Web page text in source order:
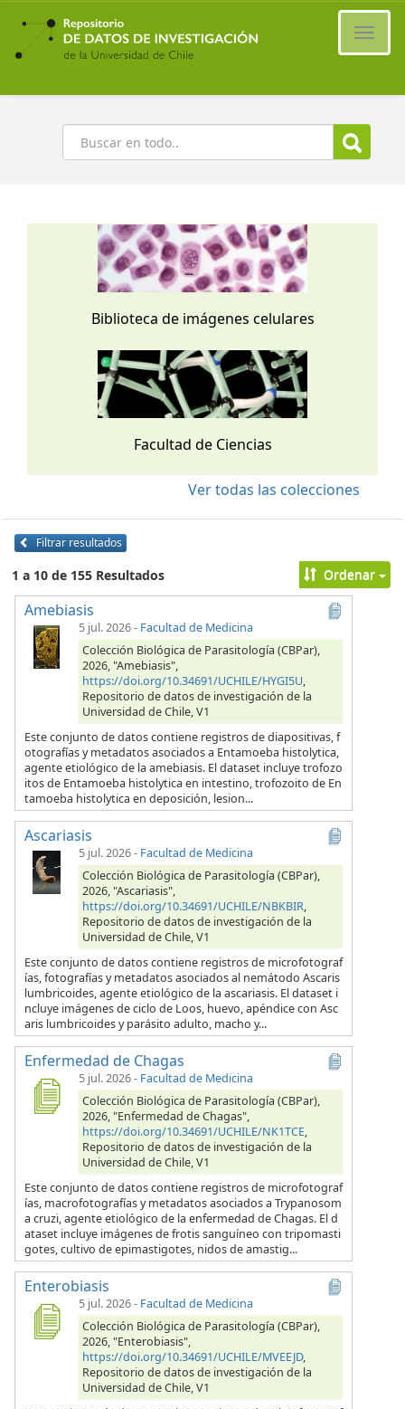
Ir
contenido
principal
Buscar
Biblioteca de imágenes celulares
Facultad de Ciencias
Ver todas las colecciones
Filtrar resultados
1 a 10 de 155 Resultados Ordenar
Amebiasis
5 jul. 2026- Facultad de Medicina
Colección Biológica de Parasitología (CBPar),
2026, "Amebiasis",
https://doi.org/10.34691/UCHILE/HYGI5U,
Repositorio de datos de investigación de la
Universidad de Chile, V1
Este conjunto de datos contiene registros de diapositivas, f
otografías y metadatos asociados a Entamoeba histolytica,
agente etiológico de la amebiasis. El dataset incluye trofozo
itos de Entamoeba histolytica en intestino, trofozoito de En
tamoeba histolytica en deposición, lesion...
Ascariasis
5 jul. 2026- Facultad de Medicina
Colección Biológica de Parasitología (CBPar),
2026, "Ascariasis",
https://doi.org/10.34691/UCHILE/NBKBIR,
Repositorio de datos de investigación de la
Universidad de Chile, V1
Este conjunto de datos contiene registros de microfotograf
ías, fotografías y metadatos asociados al nemátodo Ascaris
lumbricoides, agente etiológico de la ascariasis. El dataset i
ncluye imágenes de ciclo de Loos, huevo, apéndice con Asc
aris lumbricoides y parásito adulto, macho y...
Enfermedad de Chagas
5 jul. 2026- Facultad de Medicina
Colección Biológica de Parasitología (CBPar),
2026, "Enfermedad de Chagas",
https://doi.org/10.34691/UCHILE/NK1TCE,
Repositorio de datos de investigación de la
Universidad de Chile, V1
Este conjunto de datos contiene registros de microfotograf
ías, macrofotografías y metadatos asociados a Trypanosom
a cruzi, agente etiológico de la enfermedad de Chagas. El d
ataset incluye imágenes de frotis sanguíneo con tripomasti
gotes, cultivo de epimastigotes, nidos de amastig...
Enterobiasis
5 jul. 2026- Facultad de Medicina
Colección Biológica de Parasitología (CBPar),
2026, "Enterobiasis",
https://doi.org/10.34691/UCHILE/MVEEJD,
Repositorio de datos de investigación de la
Universidad de Chile, V1